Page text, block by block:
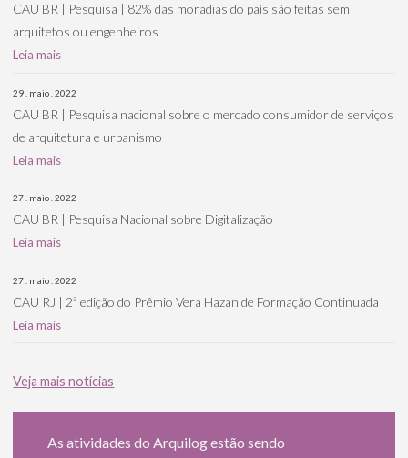
CAU BR | Pesquisa | 82% das moradias do país são feitas sem
arquitetos ou engenheiros
Leia mais
29 . maio . 2022
CAU BR | Pesquisa nacional sobre o mercado consumidor de serviços
de arquitetura e urbanismo
Leia mais
27 . maio . 2022
CAU BR | Pesquisa Nacional sobre Digitalização
Leia mais
27 . maio . 2022
CAU RJ | 2ª edição do Prêmio Vera Hazan de Formação Continuada
Leia mais
Veja mais notícias
As atividades do Arquilog estão sendo